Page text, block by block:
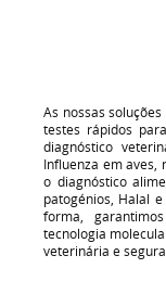
As nossas
testes rápidos
diagnóstico
Influenza em aves,
o diagnóstico
patogénios, Halal
forma,
tecnologia
veterinária e